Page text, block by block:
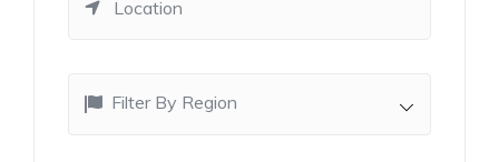
Filter By Region